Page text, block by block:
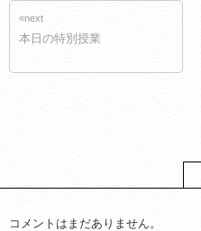
«next
本日の特別授業
コメントはまだありません。